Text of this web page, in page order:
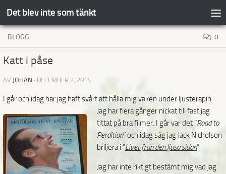
Hoppa till innehåll
Det blev inte som tänkt
BLOGG 0
Katt i påse
AV JOHAN · DECEMBER 2, 2014
I går och idag har jag haft svårt att hålla mig vaken under ljusterapin.
Jag har flera gånger nickat tillfast jag
tittat på bra filmer. I går var det ”Road to
Perdition” och idag såg jag Jack Nicholson
briljera i ”Livet från den ljusa sidan”.
Jag har inte riktigt bestämt mig vad jag